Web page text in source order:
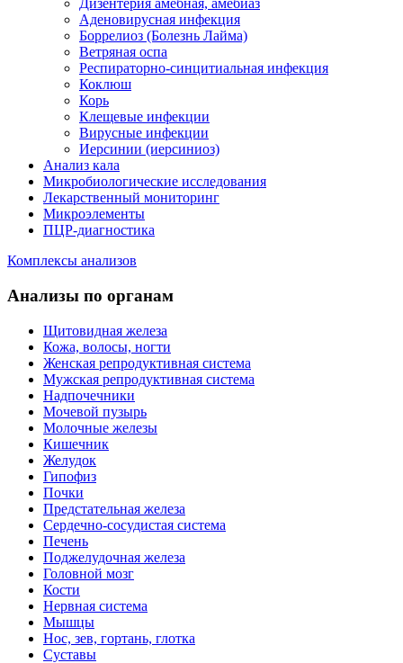
Дизентерия амебная, амебиаз
Аденовирусная инфекция
Боррелиоз (Болезнь Лайма)
Ветряная оспа
Респираторно-синцитиальная инфекция
Коклюш
Корь
Клещевые инфекции
Вирусные инфекции
Иерсинии (иерсиниоз)
Анализ кала
Микробиологические исследования
Лекарственный мониторинг
Микроэлементы
ПЦР-диагностика
Комплексы анализов
Анализы по органам
Щитовидная железа
Кожа, волосы, ногти
Женская репродуктивная система
Мужская репродуктивная система
Надпочечники
Мочевой пузырь
Молочные железы
Кишечник
Желудок
Гипофиз
Почки
Предстательная железа
Сердечно-сосудистая система
Печень
Поджелудочная железа
Головной мозг
Кости
Нервная система
Мышцы
Нос, зев, гортань, глотка
Суставы